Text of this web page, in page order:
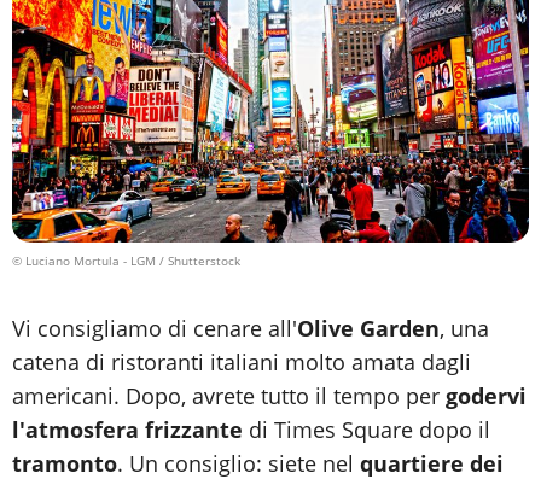
© Luciano Mortula - LGM / Shutterstock
Vi consigliamo di cenare all'Olive Garden, una
catena di ristoranti italiani molto amata dagli
americani. Dopo, avrete tutto il tempo per godervi
l'atmosfera frizzante di Times Square dopo il
tramonto. Un consiglio: siete nel quartiere dei